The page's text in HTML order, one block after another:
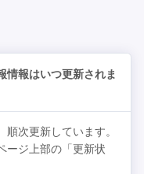
情報はいつ更新されま
次更新しています。
ージ上部の「更新状